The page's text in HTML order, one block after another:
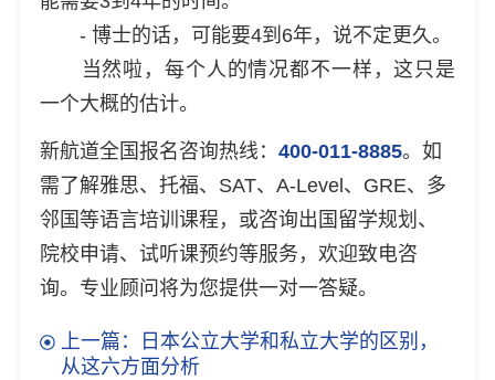
- 博士的话，可能要4到6年，说不定更久。
当然啦，每个人的情况都不一样，这只是
一个大概的估计。
新航道全国报名咨询热线： 400-011-8885。如
需了解雅思、托福、SAT、A-Level、GRE、多
邻国等语言培训课程，或咨询出国留学规划、
院校申请、试听课预约等服务，欢迎致电咨
询。专业顾问将为您提供一对一答疑。
上一篇：日本公立大学和私立大学的区别，
从这六方面分析